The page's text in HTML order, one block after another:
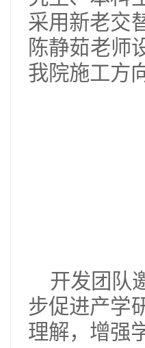
采用新老交
陈静茹老师
我院施工方
开发团队
步促进产学
理解，增强